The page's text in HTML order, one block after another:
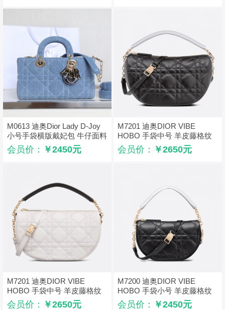
M0613 迪奥Dior Lady D-Joy
小号手袋横版戴妃包 牛仔面料
超大藤格纹 蓝色
会员价： ￥2450元
M7201 迪奥DIOR VIBE
HOBO 手袋中号 羊皮藤格纹
饺子包 黑色
会员价： ￥2650元
M7201 迪奥DIOR VIBE
HOBO 手袋中号 羊皮藤格纹
饺子包 白色
会员价： ￥2650元
M7200 迪奥DIOR VIBE
HOBO 手袋小号 羊皮藤格纹
饺子包 黑色
会员价： ￥2450元